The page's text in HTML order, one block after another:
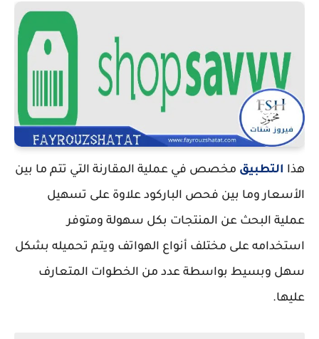
هذا التطبيق مخصص في عملية المقارنة التي تتم ما بين
الأسعار وما بين فحص الباركود علاوة على تسهيل
عملية البحث عن المنتجات بكل سهولة ومتوفر
استخدامه على مختلف أنواع الهواتف ويتم تحميله بشكل
سهل وبسيط بواسطة عدد من الخطوات المتعارف
عليها.